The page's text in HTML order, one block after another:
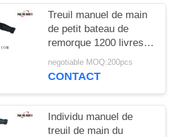
Treuil manuel de main
de petit bateau de
remorque 1200 livres
de frein de traction
manuelle de treuil
negotiable MOQ:200pcs
CONTACT
Individu manuel de
treuil de main du